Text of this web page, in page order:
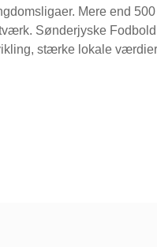
Mere end
Sønderjyske
stærke lokale